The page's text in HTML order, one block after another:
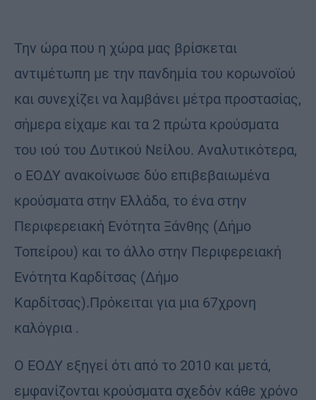
Την ώρα που η χώρα μας βρίσκεται
αντιμέτωπη με την πανδημία του κορωνοϊού
και συνεχίζει να λαμβάνει μέτρα προστασίας,
σήμερα είχαμε και τα 2 πρώτα κρούσματα
του ιού του Δυτικού Νείλου. Αναλυτικότερα,
ο ΕΟΔΥ ανακοίνωσε δύο επιβεβαιωμένα
κρούσματα στην Ελλάδα, το ένα στην
Περιφερειακή Ενότητα Ξάνθης (Δήμο
Τοπείρου) και το άλλο στην Περιφερειακή
Ενότητα Καρδίτσας (Δήμο
Καρδίτσας).Πρόκειται για μια 67χρονη
καλόγρια .
Ο ΕΟΔΥ εξηγεί ότι από το 2010 και μετά,
εμφανίζονται κρούσματα σχεδόν κάθε χρόνο